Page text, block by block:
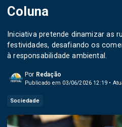
Coluna
Iniciativa pretende dinamizar as
festividades, desafiando os
à responsabilidade ambiental.
Por Redação
Publicado em 03/06/2026 12:19 •
Sociedade